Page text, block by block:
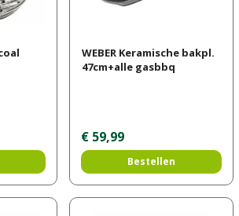
WEBER Keramische bakpl.
47cm+alle gasbbq
€ 59,99
Bestellen